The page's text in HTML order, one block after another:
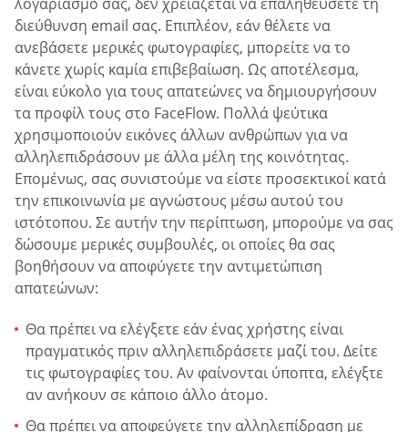
διεύθυνση email σας. Επιπλέον, εάν θέλετε να
ανεβάσετε μερικές φωτογραφίες, μπορείτε να το
κάνετε χωρίς καμία επιβεβαίωση. Ως αποτέλεσμα,
είναι εύκολο για τους απατεώνες να δημιουργήσουν
τα προφίλ τους στο FaceFlow. Πολλά ψεύτικα
χρησιμοποιούν εικόνες άλλων ανθρώπων για να
αλληλεπιδράσουν με άλλα μέλη της κοινότητας.
Επομένως, σας συνιστούμε να είστε προσεκτικοί κατά
την επικοινωνία με αγνώστους μέσω αυτού του
ιστότοπου. Σε αυτήν την περίπτωση, μπορούμε να σας
δώσουμε μερικές συμβουλές, οι οποίες θα σας
βοηθήσουν να αποφύγετε την αντιμετώπιση
απατεώνων:
Θα πρέπει να ελέγξετε εάν ένας χρήστης είναι
πραγματικός πριν αλληλεπιδράσετε μαζί του. Δείτε
τις φωτογραφίες του. Αν φαίνονται ύποπτα, ελέγξτε
αν ανήκουν σε κάποιο άλλο άτομο.
Θα πρέπει να αποφεύγετε την αλληλεπίδραση με